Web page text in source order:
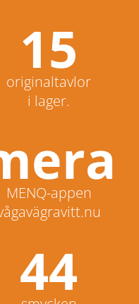
15
originaltavlor
i lager.
MENQ-appen
44